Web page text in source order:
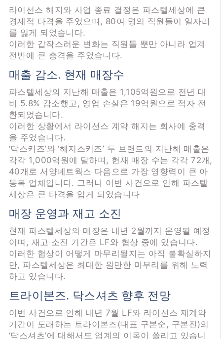
라이선스 해지와 사업 종료 결정은 파스텔세상에 큰
경제적 타격을 주었으며, 80여 명의 직원들이 일자리
를 잃게 되었습니다.
이러한 갑작스러운 변화는 직원들 뿐만 아니라 업계
전반에 큰 충격을 주었습니다.
매출 감소. 현재 매장수
파스텔세상의 지난해 매출은 1,105억원으로 전년 대
비 5.8% 감소했고, 영업 손실은 19억원으로 적자 전
환되었습니다.
이러한 상황에서 라이선스 계약 해지는 회사에 충격
을 주었습니다.
‘닥스키즈’와 ‘헤지스키즈’ 두 브랜드의 지난해 매출은
각각 1,000억원에 달하며, 현재 매장 수는 각각 72개,
40개로 서양네트웍스 다음으로 가장 영향력이 큰 아
동복 업체입니다. 그러나 이번 사건으로 인해 파스텔
세상은 큰 타격을 입게 되었습니다
매장 운영과 재고 소진
현재 파스텔세상의 매장은 내년 2월까지 운영될 예정
이며, 재고 소진 기간은 LF와 협상 중에 있습니다.
이러한 협상이 어떻게 마무리될지는 아직 불확실하지
만, 파스텔세상은 최대한 원만한 마무리를 위해 노력
하고 있습니다.
트라이본즈. 닥스셔츠 향후 전망
이번 사건으로 인해 내년 7월 LF와 라이선스 재계약
기간이 도래하는 트라이본즈(대표 구본순, 구본진)의
‘닥스셔츠’에 대해서도 업계의 이목이 쏠리고 있습니